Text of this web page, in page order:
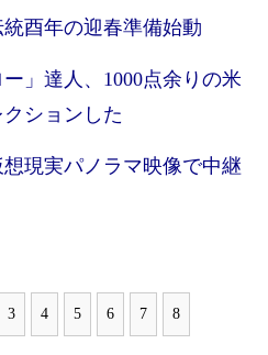
酉年の迎春準備始動
」達人、1000点余りの米
ションした
現実パノラマ映像で中継
3 4 5 6 7 8